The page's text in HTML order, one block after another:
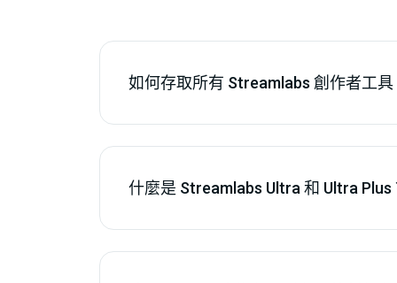
如何存取所有 Streamlabs 創作者工具
什麼是 Streamlabs Ultra 和 Ultra Plus